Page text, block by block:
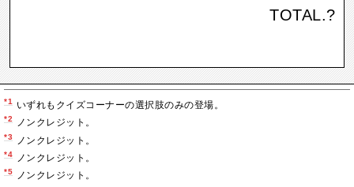
TOTAL.?
*1 いずれもクイズコーナーの選択肢のみの登場。
*2 ノンクレジット。
*3 ノンクレジット。
*4 ノンクレジット。
*5 ノンクレジット。